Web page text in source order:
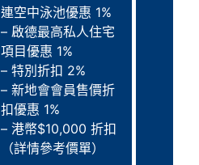
連空中泳池優惠 1%
– 啟德最高私人住宅
項目優惠 1%
– 特別折扣 2%
– 新地會會員售價折
扣優惠 1%
– 港幣$10,000 折扣
（詳情參考價單）